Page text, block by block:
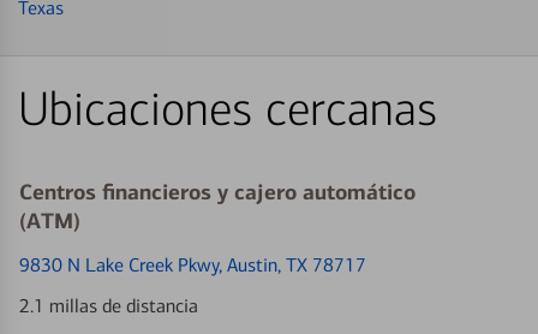
Texas
Ubicaciones cercanas
Centros financieros y cajero automático
(ATM)
9830 N Lake Creek Pkwy, Austin, TX 78717
2.1 millas de distancia